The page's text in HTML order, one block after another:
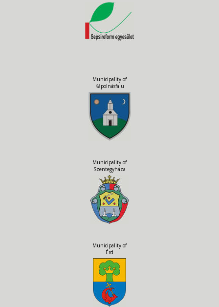
Municipality of
Kápolnásfalu
Municipality of
Szentegyháza
Municipality of
Érd